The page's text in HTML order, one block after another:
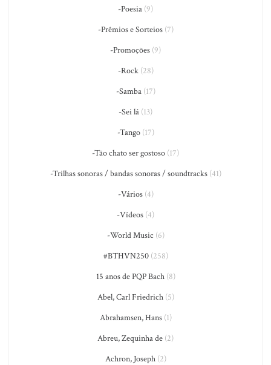
-Poesia (9)
-Prêmios e Sorteios(7)
-Promoções (9)
-Rock(28)
-Samba(17)
-Sei lá (13)
-Tango(17)
-Tão chato ser gostoso (17)
-Trilhas sonoras / bandas sonoras / soundtracks(41)
-Vários(4)
-Vídeos (4)
-World Music (6)
#BTHVN250(258)
15 anos de PQP Bach(8)
Abel, Carl Friedrich(5)
Abrahamsen, Hans(1)
Abreu, Zequinha de (2)
Achron, Joseph(2)